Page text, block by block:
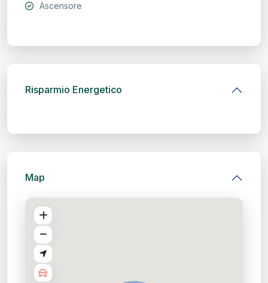
Ascensore
Risparmio Energetico
Map